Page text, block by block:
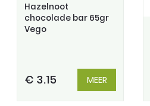
Hazelnoot
chocolade bar 65gr
Vego
€ 3.15 MEER